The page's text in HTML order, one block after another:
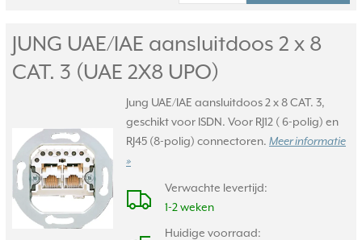
JUNG UAE/IAE aansluitdoos 2 x 8
CAT. 3 (UAE 2X8 UPO)
Jung UAE/IAE aansluitdoos 2 x 8 CAT. 3,
geschikt voor ISDN. Voor RJ12 ( 6-polig) en
RJ45 (8-polig) connectoren. Meer informatie
»
Verwachte levertijd:
1-2 weken
Huidige voorraad: